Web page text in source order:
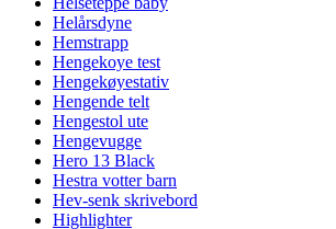
Helårsdyne
Hemstrapp
Hengekoye test
Hengekøyestativ
Hengende telt
Hengestol ute
Hengevugge
Hero 13 Black
Hestra votter barn
Hev-senk skrivebord
Highlighter